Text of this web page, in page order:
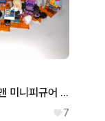
레고 스파이더맨 미니피규어 12종 세트
7